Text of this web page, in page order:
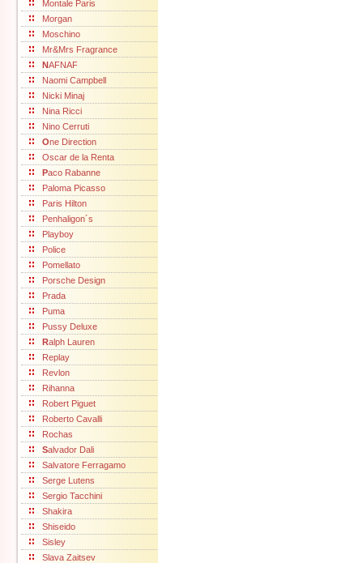
Montale Paris
Morgan
Moschino
Mr&Mrs Fragrance
NAFNAF
Naomi Campbell
Nicki Minaj
Nina Ricci
Nino Cerruti
One Direction
Oscar de la Renta
Paco Rabanne
Paloma Picasso
Paris Hilton
Penhaligon´s
Playboy
Police
Pomellato
Porsche Design
Prada
Puma
Pussy Deluxe
Ralph Lauren
Replay
Revlon
Rihanna
Robert Piguet
Roberto Cavalli
Rochas
Salvador Dali
Salvatore Ferragamo
Serge Lutens
Sergio Tacchini
Shakira
Shiseido
Sisley
Slava Zaitsev